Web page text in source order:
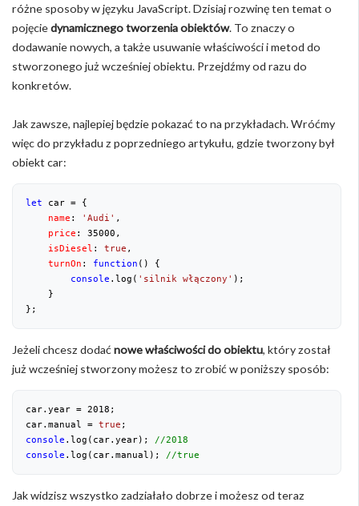
różne sposoby w języku JavaScript. Dzisiaj rozwinę ten temat o
pojęciedynamicznego tworzenia obiektów. To znaczy o
dodawanie nowych, a także usuwanie właściwości i metod do
stworzonego już wcześniej obiektu. Przejdźmy od razu do
konkretów.
Jak zawsze, najlepiej będzie pokazać to na przykładach. Wróćmy
więc do przykładu z poprzedniego artykułu, gdzie tworzony był
obiekt car:
let car = {
name : 'Audi' ,
price : 35000 ,
isDiesel : true ,
turnOn : function ( ) {
console .log( 'silnik włączony' );
    }
};
Jeżeli chcesz dodać nowe właściwości do obiektu, który został
już wcześniej stworzony możesz to zrobić w poniższy sposób:
car.year = 2018 ;
car.manual = true
console .log(car.year); //2018
console .log(car.manual); //true
Jak widzisz wszystko zadziałało dobrze i możesz od teraz